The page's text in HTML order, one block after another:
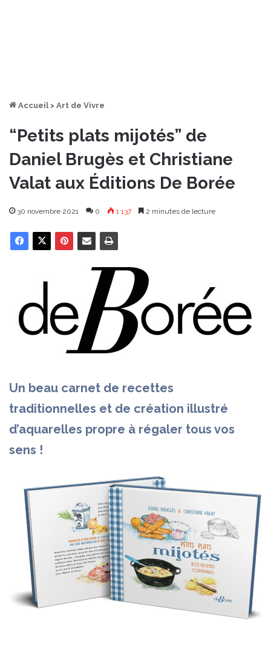
Accueil > Art de Vivre
“Petits plats mijotés” de
Daniel Brugès et Christiane
Valat aux Éditions De Borée
30 novembre 2021 0 1 137 2 minutes de lecture
Un beau carnet de recettes
traditionnelles et de création illustré
d’aquarelles propre à régaler tous vos
sens !